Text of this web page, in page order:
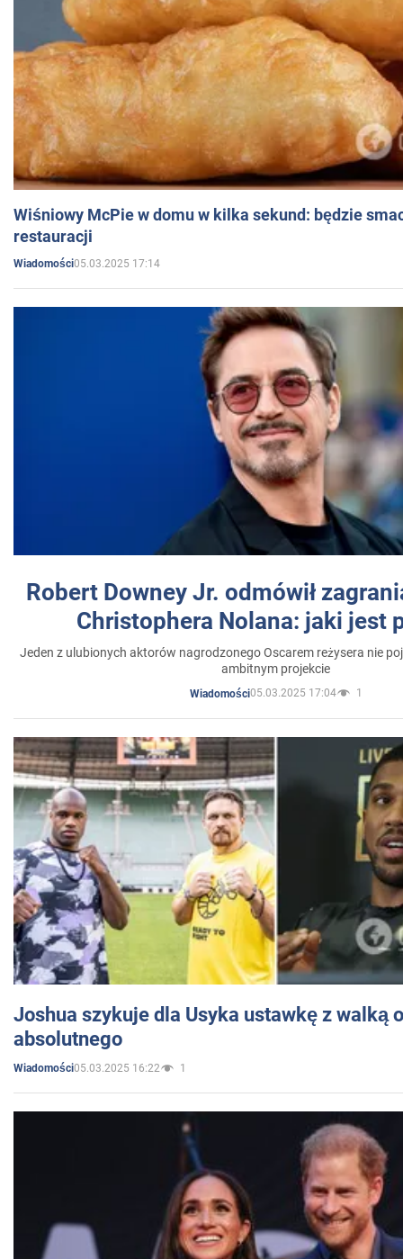
Wiśniowy McPie w domu w kilka sekund: będzie
restauracji
Wiadomości05.03.2025 17:14
Robert Downey Jr. odmówił
Christophera Nolana: jaki jest
Jeden z ulubionych aktorów nagrodzonego Oscarem reżysera nie
ambitnym projekcie
Wiadomości05.03.2025 17:04 1
Joshua szykuje dla Usyka ustawkę z walką
absolutnego
Wiadomości05.03.2025 16:22 1